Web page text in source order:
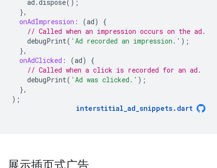
ad .dispose();
},
onAdImpression:
(ad)
{
// Called when an impression occurs on the ad.
debugPrint( 'Ad recorded an impression.' );
},
onAdClicked:
(ad)
{
// Called when a click is recorded for an ad.
debugPrint( 'Ad was clicked.' );
},
);
interstitial_ad_snippets. dart
展示插页式广告